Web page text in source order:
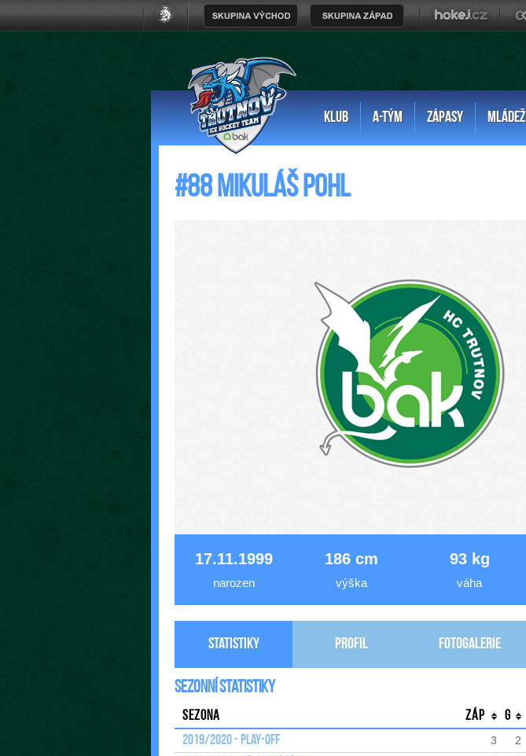
KLUB A-TÝM ZÁPASY MLÁDEŽ
#88 Mikuláš Pohl
17.11.1999
narozen
186 cm
výška
93 kg
váha
Statistiky Profil Fotogalerie
Sezonní statistiky
Sezona Záp G
2019/2020 - Play-off
3 2